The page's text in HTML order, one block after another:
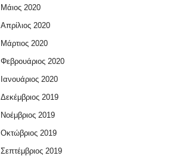
Μάιος 2020
Απρίλιος 2020
Μάρτιος 2020
Φεβρουάριος 2020
Ιανουάριος 2020
Δεκέμβριος 2019
Νοέμβριος 2019
Οκτώβριος 2019
Σεπτέμβριος 2019